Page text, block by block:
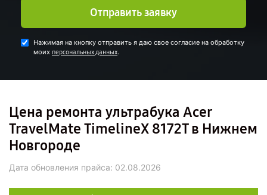
Отправить заявку
Нажимая на кнопку отправить я даю свое согласие на обработку
моих персональных данных.
Цена ремонта ультрабука Acer
TravelMate TimelineX 8172T в Нижнем
Новгороде
Дата обновления прайса: 02.08.2026